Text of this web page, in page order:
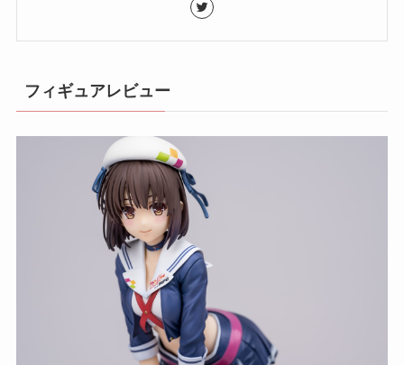
フィギュアレビュー